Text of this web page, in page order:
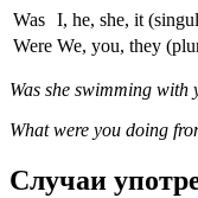
Was I, he, she, it
Were We, you, they
Was she swimming with
What were you doing
Случаи